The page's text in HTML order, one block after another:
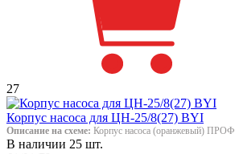
27
Корпус насоса для ЦН-25/8(27) BYI
Описание на схеме: Корпус насоса (оранжевый) ПРОФ
В наличии 25 шт.